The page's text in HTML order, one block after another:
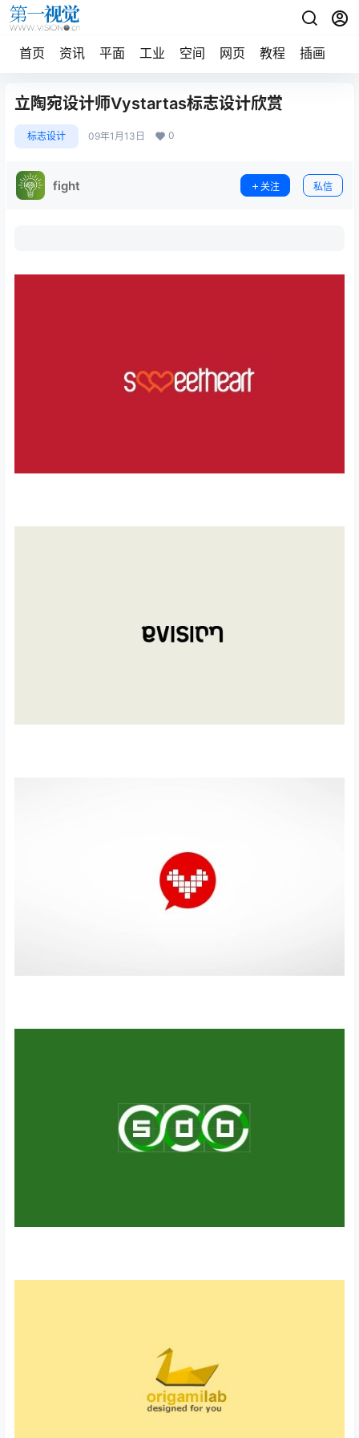
首页 资讯 平面 工业 空间 网页 教程 插画
立陶宛设计师Vystartas标志设计欣赏
标志设计 09年1月13日 0
fight 关注 私信